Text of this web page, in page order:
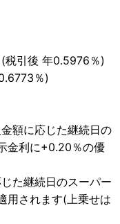
税引後 年0.5976％)
％)
額に応じた継続日の
金利に+0.20％の優
た継続日のスーパー
用されます(上乗せは